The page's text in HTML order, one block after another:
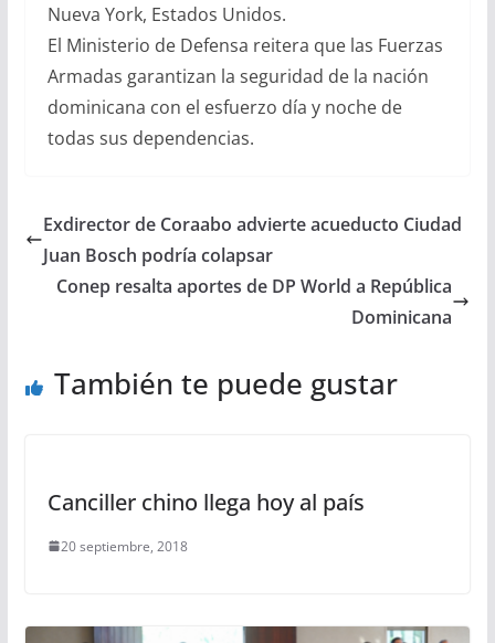
Nueva York, Estados Unidos.
El Ministerio de Defensa reitera que las Fuerzas
Armadas garantizan la seguridad de la nación
dominicana con el esfuerzo día y noche de
todas sus dependencias.
Exdirector de Coraabo advierte acueducto Ciudad
Juan Bosch podría colapsar
Conep resalta aportes de DP World a República
Dominicana
También te puede gustar
Canciller chino llega hoy al país
20 septiembre, 2018